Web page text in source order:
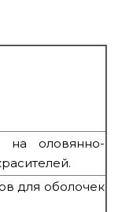
на оловянно-
для оболочек